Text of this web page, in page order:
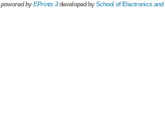
powored byEPrints 3 developed by School of Electronics